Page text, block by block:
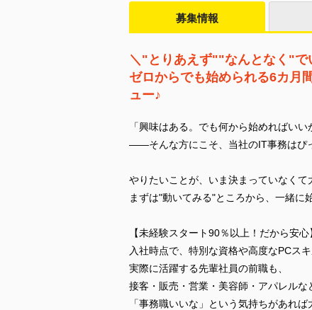
募集情報
＼"とりあえず""なんとなく"で
ゼロからでも始められる6カ月
ュー♪
「興味はある。でも何から始めればいい
――そんな方にこそ、当社のIT事務はぴ
やりたいことが、いま決まっていなくて
まずは"動いてみる"ところから、一緒に
【未経験スタート90％以上！だから安心
入社時点で、特別な資格や高度なPCス
実際に活躍する先輩社員の前職も、
接客・販売・営業・美容師・アパレルな
「事務職いいな」という気持ちがあれば